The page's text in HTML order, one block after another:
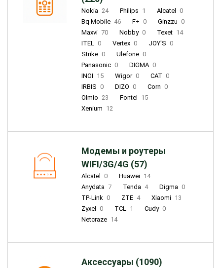
Nokia 24 Philips 1 Alcatel
0
Bq Mobile 46 F+ 0 Ginzzu 0
Maxvi 70 Nobby 0 Texet 14
ITEL 0 Vertex 0 JOY'S 0
Strike 0 Ulefone 0
Panasonic 0 DIGMA 0
INOI 15 Wigor 0 CAT 0
IRBIS 0 DIZO 0 Corn 0
Olmio 23 Fontel
15
Xenium 12
Модемы и роутеры
WIFI/3G/4G (57)
Alcatel 0 Huawei 14
Anydata 7 Tenda 4 Digma 0
TP-Link 0 ZTE 4 Xiaomi 13
Zyxel
0 TCL 1 Cudy 0
Netcraze 14
Аксессуары (1090)